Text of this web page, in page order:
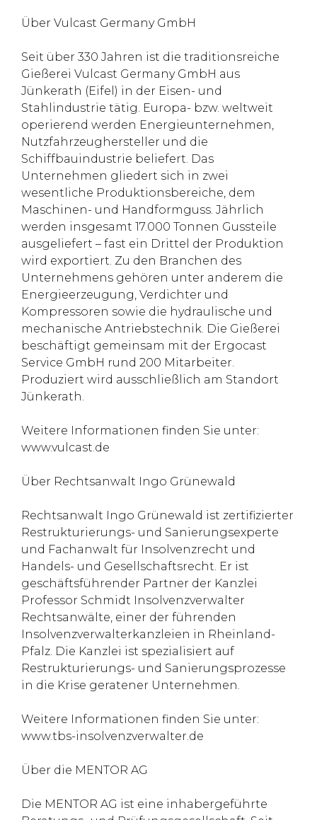
Über Vulcast Germany GmbH
Seit über 330 Jahren ist die traditionsreiche
Gießerei Vulcast Germany GmbH aus
Jünkerath (Eifel) in der Eisen- und
Stahlindustrie tätig. Europa- bzw. weltweit
operierend werden Energieunternehmen,
Nutzfahrzeughersteller und die
Schiffbauindustrie beliefert. Das
Unternehmen gliedert sich in zwei
wesentliche Produktionsbereiche, dem
Maschinen- und Handformguss. Jährlich
werden insgesamt 17.000 Tonnen Gussteile
ausgeliefert – fast ein Drittel der Produktion
wird exportiert. Zu den Branchen des
Unternehmens gehören unter anderem die
Energieerzeugung, Verdichter und
Kompressoren sowie die hydraulische und
mechanische Antriebstechnik. Die Gießerei
beschäftigt gemeinsam mit der Ergocast
Service GmbH rund 200 Mitarbeiter.
Produziert wird ausschließlich am Standort
Jünkerath.
Weitere Informationen finden Sie unter:
www.vulcast.de
Über Rechtsanwalt Ingo Grünewald
Rechtsanwalt Ingo Grünewald ist zertifizierter
Restrukturierungs- und Sanierungsexperte
und Fachanwalt für Insolvenzrecht und
Handels- und Gesellschaftsrecht. Er ist
geschäftsführender Partner der Kanzlei
Professor Schmidt Insolvenzverwalter
Rechtsanwälte, einer der führenden
Insolvenzverwalterkanzleien in Rheinland-
Pfalz. Die Kanzlei ist spezialisiert auf
Restrukturierungs- und Sanierungsprozesse
in die Krise geratener Unternehmen.
Weitere Informationen finden Sie unter:
www.tbs-insolvenzverwalter.de
Über die MENTOR AG
Die MENTOR AG ist eine inhabergeführte